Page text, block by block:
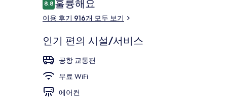
용
후
8.810점 만점 중 8.8점.
훌륭해요
이용 후기 916개 모두 보기
인기 편의 시설/서비스
공항 교통편
무료 WiFi
에어컨